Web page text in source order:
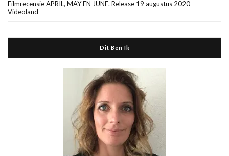
Filmrecensie APRIL, MAY EN JUNE. Release 19 augustus 2020
Videoland
Dit Ben Ik